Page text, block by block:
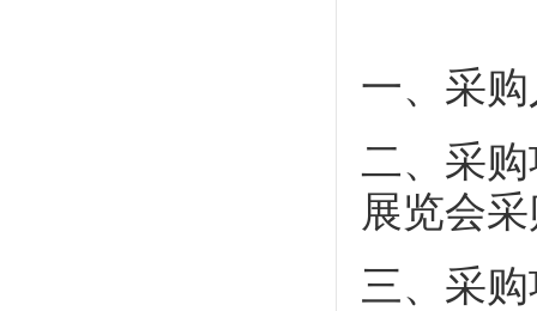
一、 采
二、 采
展览会
三、采